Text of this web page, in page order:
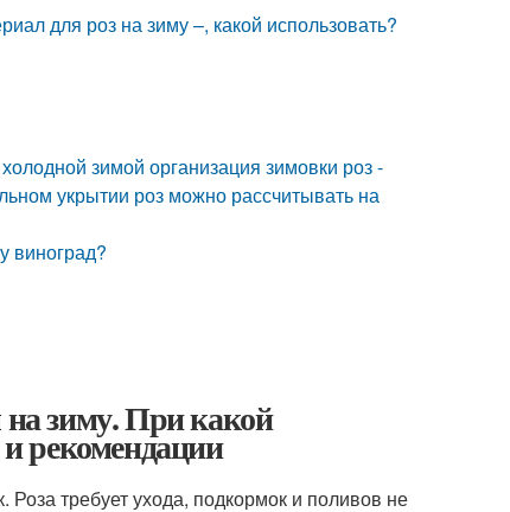
для роз на зиму –, какой использовать?
зимой организация зимовки роз -
укрытии роз можно рассчитывать на
виноград?
зиму. При какой
рекомендации
требует ухода, подкормок и поливов не